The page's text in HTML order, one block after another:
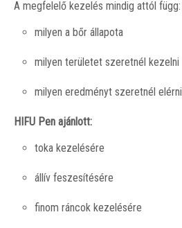
A megfelelő kezelés mindig attól függ:
milyen a bőr állapota
milyen területet szeretnél kezelni
milyen eredményt szeretnél elérni
HIFU Pen ajánlott:
toka kezelésére
állív feszesítésére
finom ráncok kezelésére